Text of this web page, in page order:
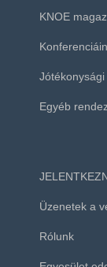
KNOE
Egyéb
Üzenetek a
Rólunk